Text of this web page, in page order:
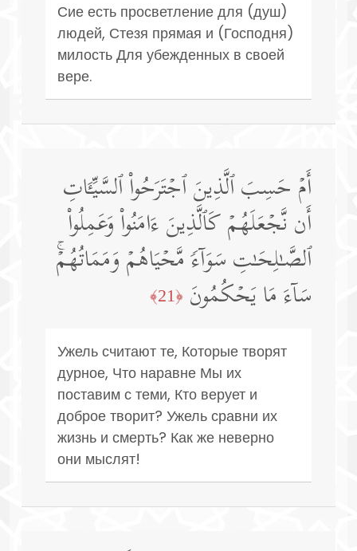
Сие есть просветление для (душ)
людей, Стезя прямая и (Господня)
милость Для убежденных в своей
вере.
أَمۡ حَسِبَ ٱلَّذِینَ ٱجۡتَرَحُوا۟ ٱلسَّیِّـَٔاتِ
أَن نَّجۡعَلَهُمۡ كَٱلَّذِینَ ءَامَنُوا۟ وَعَمِلُوا۟
ٱلصَّـٰلِحَـٰتِ سَوَاۤءࣰ مَّحۡیَاهُمۡ وَمَمَاتُهُمۡۚ
سَاۤءَ مَا یَحۡكُمُونَ ﴿21﴾
Ужель считают те, Которые творят
дурное, Что наравне Мы их
поставим с теми, Кто верует и
доброе творит? Ужель сравни их
жизнь и смерть? Как же неверно
они мыслят!